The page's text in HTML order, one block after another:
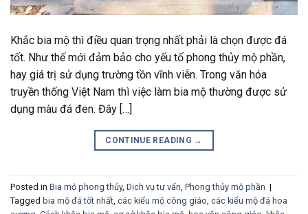
Khắc bia mộ thì điều quan trọng nhất phải là chọn được đá
tốt. Như thế mới đảm bảo cho yếu tố phong thủy mộ phần,
hay giá trị sử dụng trường tồn vĩnh viễn. Trong văn hóa
truyền thống Việt Nam thì việc làm bia mộ thường được sử
dụng màu đá đen. Đây […]
CONTINUE READING →
Posted in Bia mộ phong thủy, Dịch vụ tư vấn, Phong thủy mộ phần |
Tagged bia mộ đá tốt nhất, các kiểu mộ công giáo, các kiểu mộ đá hoa